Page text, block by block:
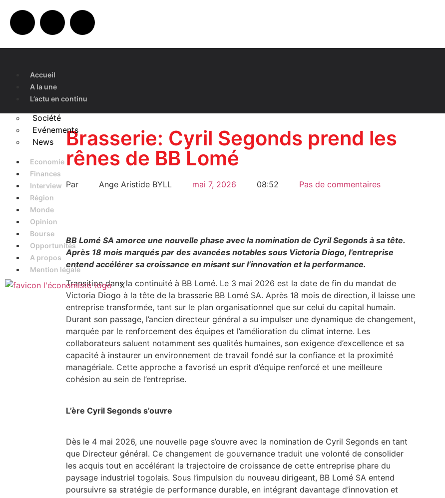
Accueil
A la une
L’actu en continu
Société
Evénements
News
Economie
Finances
Interview
Région
Monde
Opinion
Bourse
Opportunités
A propos
Mention légale
X
Brasserie: Cyril Segonds prend les
rênes de BB Lomé
Par Ange Aristide BYLL mai 7, 2026 08:52 Pas de commentaires
BB Lomé SA amorce une nouvelle phase avec la nomination de Cyril Segonds à sa tête.
Après 18 mois marqués par des avancées notables sous Victoria Diogo, l’entreprise
entend accélérer sa croissance en misant sur l’innovation et la performance.
Transition dans la continuité à BB Lomé. Le 3 mai 2026 est la date de fin du mandat de
Victoria Diogo à la tête de la brasserie BB Lomé SA. Après 18 mois de direction, il laisse une
entreprise transformée, tant sur le plan organisationnel que sur celui du capital humain.
Durant son passage, l’ancien directeur général a su impulser une dynamique de changement,
marquée par le renforcement des équipes et l’amélioration du climat interne. Les
collaborateurs saluent notamment ses qualités humaines, son exigence d’excellence et sa
capacité à instaurer un environnement de travail fondé sur la confiance et la proximité
managériale. Cette approche a favorisé un esprit d’équipe renforcé et une meilleure
cohésion au sein de l’entreprise.
L’ère Cyril Segonds s’ouvre
Dès le 4 mai 2026, une nouvelle page s’ouvre avec la nomination de Cyril Segonds en tant
que Directeur général. Ce changement de gouvernance traduit une volonté de consolider
les acquis tout en accélérant la trajectoire de croissance de cette entreprise phare du
paysage industriel togolais. Sous l’impulsion du nouveau dirigeant, BB Lomé SA entend
poursuivre sa stratégie de performance durable, en intégrant davantage d’innovation et